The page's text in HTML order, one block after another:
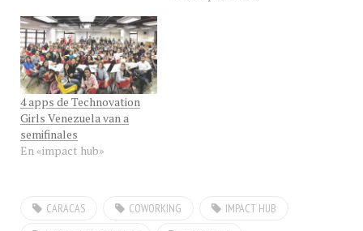
4 apps de Technovation
Girls Venezuela van a
semifinales
En «impact hub»
IMPACT HUB CARACAS
VENEZUELA